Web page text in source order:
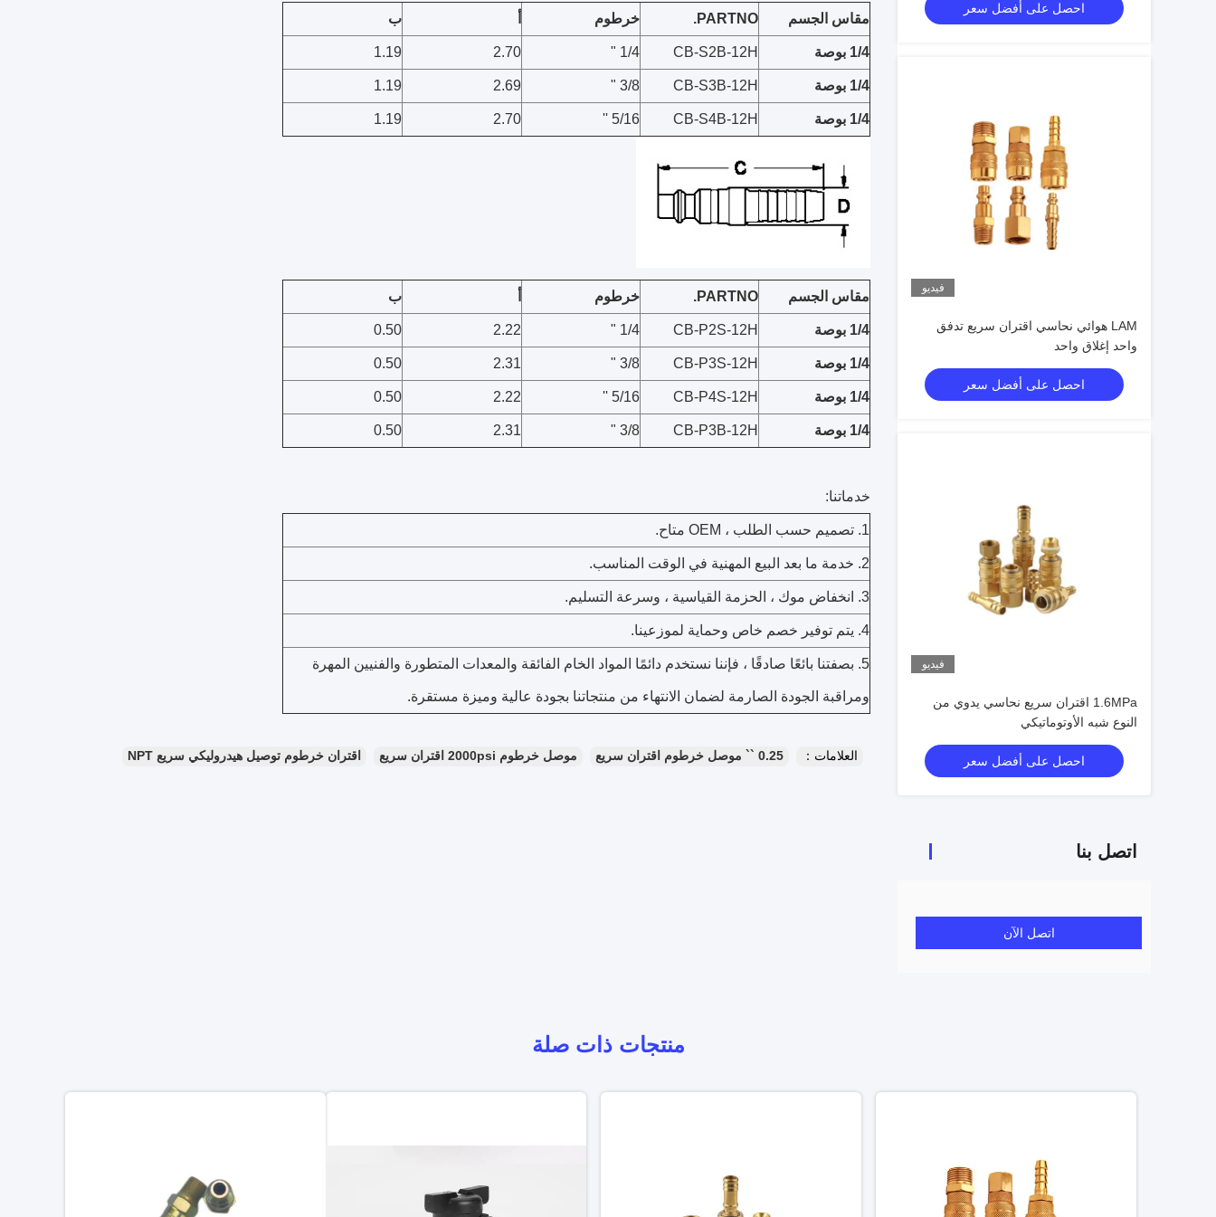
احصل على أفضل سعر
فيديو
LAM هوائي نحاسي اقتران سريع تدفق
واحد إغلاق واحد
احصل على أفضل سعر
فيديو
1.6MPa اقتران سريع نحاسي يدوي من
النوع شبه الأوتوماتيكي
احصل على أفضل سعر
اتصل بنا
اتصل الآن
مقاس الجسم PARTNO. خرطوم ب
1/4 بوصة CB-S2B-12H
1/4 "
2.70
1.19
1/4 بوصة CB-S3B-12H
3/8 "
2.69
1.19
1/4 بوصة CB-S4B-12H
5/16 ''
2.70
1.19
مقاس الجسم PARTNO. خرطوم ب
1/4 بوصة CB-P2S-12H
1/4 "
2.22
0.50
1/4 بوصة CB-P3S-12H
3/8 "
2.31
0.50
1/4 بوصة CB-P4S-12H
5/16 ''
2.22
0.50
1/4 بوصة CB-P3B-12H
3/8 "
2.31
0.50
خدماتنا:
1. تصميم حسب الطلب ، OEM متاح.
2. خدمة ما بعد البيع المهنية في الوقت المناسب.
3. انخفاض موك ، الحزمة القياسية ، وسرعة التسليم.
4. يتم توفير خصم خاص وحماية لموزعينا.
5. بصفتنا بائعًا صادقًا ، فإننا نستخدم دائمًا المواد الخام الفائقة والمعدات المتطورة والفنيين المهرة
ومراقبة الجودة الصارمة لضمان الانتهاء من منتجاتنا بجودة عالية وميزة مستقرة.
العلامات： 0.25 `` موصل خرطوم اقتران سريع موصل خرطوم 2000psi اقتران سريع اقتران خرطوم توصيل هيدروليكي سريع NPT
منتجات ذات صلة